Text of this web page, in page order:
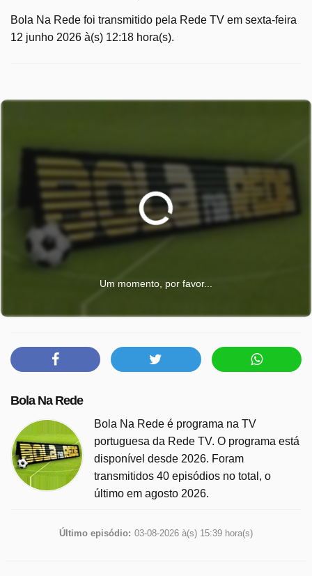
Bola Na Rede foi transmitido pela Rede TV em sexta-feira
12 junho 2026 à(s) 12:18 hora(s).
Um momento, por favor...
Bola Na Rede
Bola Na Rede é programa na TV
portuguesa da Rede TV. O programa está
disponível desde 2026. Foram
transmitidos 40 episódios no total, o
último em agosto 2026.
Último episódio: 03-08-2026 à(s) 15:39 hora(s)